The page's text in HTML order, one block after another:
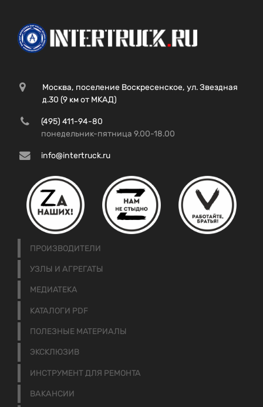
Москва, поселение Воскресенское, ул. Звездная
д.30 (9 км от МКАД)
(495) 411-94-80
понедельник-пятница 9.00-18.00
info@intertruck.ru
ПРОИЗВОДИТЕЛИ
УЗЛЫ И АГРЕГАТЫ
МЕДИАТЕКА
КАТАЛОГИ PDF
ПОЛЕЗНЫЕ МАТЕРИАЛЫ
ЭКСКЛЮЗИВ
ИНСТРУМЕНТ ДЛЯ РЕМОНТА
ВАКАНСИИ